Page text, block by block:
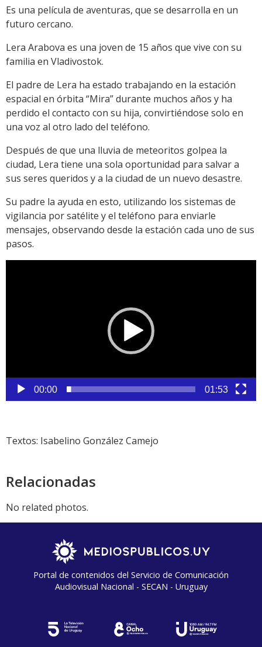
Es una película de aventuras, que se desarrolla en un
futuro cercano.
Lera Arabova es una joven de 15 años que vive con su
familia en Vladivostok.
El padre de Lera ha estado trabajando en la estación
espacial en órbita “Mira” durante muchos años y ha
perdido el contacto con su hija, convirtiéndose solo en
una voz al otro lado del teléfono.
Después de que una lluvia de meteoritos golpea la
ciudad, Lera tiene una sola oportunidad para salvar a
sus seres queridos y a la ciudad de un nuevo desastre.
Su padre la ayuda en esto, utilizando los sistemas de
vigilancia por satélite y el teléfono para enviarle
mensajes, observando desde la estación cada uno de sus
pasos.
00:00 01:53
Textos: Isabelino González Camejo
Relacionadas
No related photos.
Portal de contenidos del Servicio de Comunicación
Audiovisual Nacional - SECAN - Uruguay